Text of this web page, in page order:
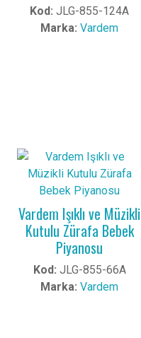
Kod: JLG-855-124A
Marka: Vardem
Vardem Işıklı ve Müzikli
Kutulu Zürafa Bebek
Piyanosu
Kod: JLG-855-66A
Marka: Vardem